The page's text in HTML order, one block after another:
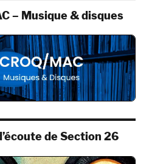
– Musique & disques
de Section 26